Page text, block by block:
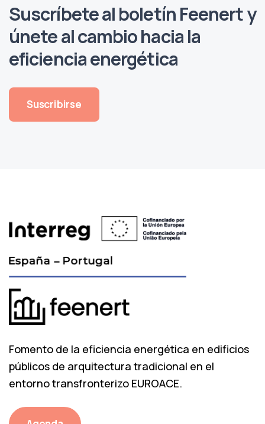
Suscríbete al boletín Feenert y
únete al cambio hacia la
eficiencia energética
Suscribirse
Fomento de la eficiencia energética en edificios
públicos de arquitectura tradicional en el
entorno transfronterizo EUROACE.